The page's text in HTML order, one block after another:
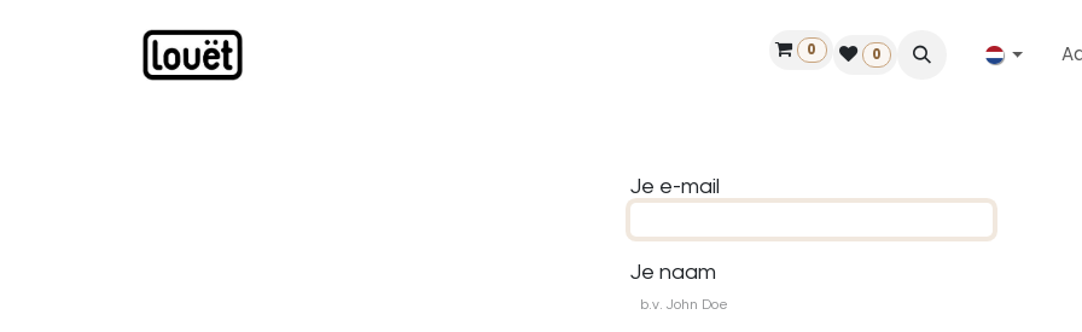
Vind een dealer
0 0
Je e-mail
Je naam